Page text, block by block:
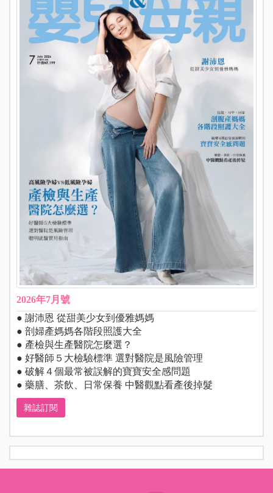
2026年7月號
● 謝沛恩 從甜美少女到優雅媽媽
● 剖婦產媽媽各階段照護大全
● 產檢與生產醫院怎麼選？
● 好醫師５大檢驗標準 選對醫院是風險管理
● 破解４個最常被誤解的寶寶安全感問題
● 藥膳、茶飲、日常保養 中醫觀點看產後掉髮
雜誌訂閱